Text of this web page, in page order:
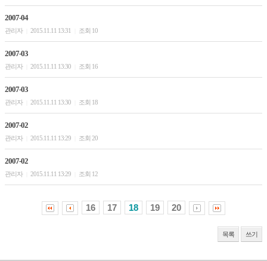
2007-04
관리자 2015.11.11 13:31 조회 10
2007-03
관리자 2015.11.11 13:30 조회 16
2007-03
관리자 2015.11.11 13:30 조회 18
2007-02
관리자 2015.11.11 13:29 조회 20
2007-02
관리자 2015.11.11 13:29 조회 12
16 17 18 19 20
목록 쓰기